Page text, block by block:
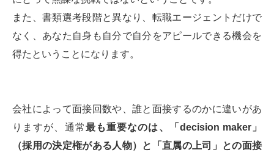
また、書類選考段階と異なり、転職エージェントだけで
なく、あなた自身も自分で自分をアピールできる機会を
得たということになります。
会社によって面接回数や、誰と面接するのかに違いがあ
りますが、通常最も重要なのは、「decision maker」
（採用の決定権がある人物）と「直属の上司」との面接